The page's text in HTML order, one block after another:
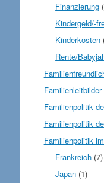
Finanzierung
Kindergeld/-
Kinderkosten
Rente/
Familienleitbilder
Familienpolitik
Familienpolitik
Familienpolitik
Frankreich (7)
Japan (1)